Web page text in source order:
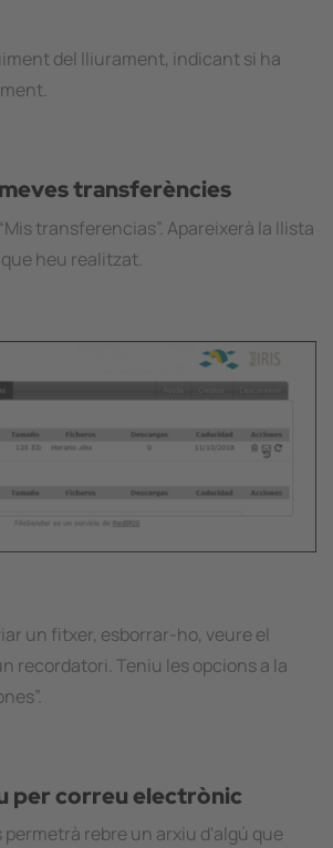
del lliurament, indicant si ha
transferències
transferencias”. Apareixerà la llista
heu realitzat.
un fitxer, esborrar-ho, veure el
recordatori. Teniu les opcions a la
per correu electrònic
permetrà rebre un arxiu d'algú que